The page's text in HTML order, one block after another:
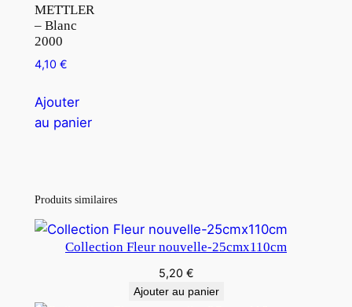
METTLER
– Blanc
2000
4,10 €
Ajouter
au panier
Produits similaires
Collection Fleur nouvelle-25cmx110cm
5,20 €
Ajouter au panier